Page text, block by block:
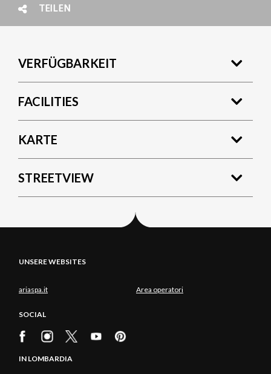
TEILEN
VERFÜGBARKEIT
FACILITIES
KARTE
STREETVIEW
UNSERE WEBSITES
ariaspa.it Area operatori
SOCIAL
IN LOMBARDIA